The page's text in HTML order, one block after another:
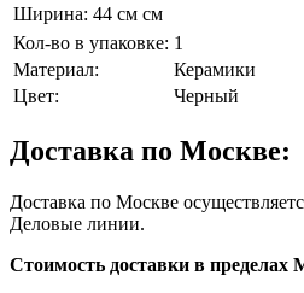
Ширина: 44 см см
Кол-во в упаковке: 1
Материал:
Керамики
Цвет:
Черный
Доставка по Москве:
Доставка по Москве
Деловые линии.
Стоимость доставки в